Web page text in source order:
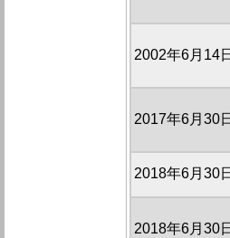
2002年6月14
2017年6月30
2018年6月30
2018年6月30